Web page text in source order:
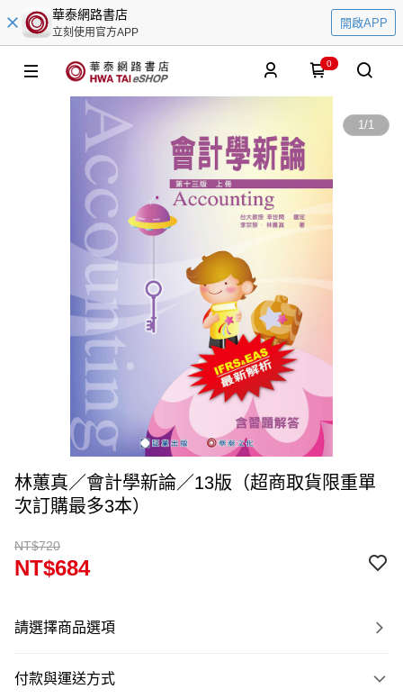
華泰網路書店
立刻使用官方APP
開啟APP
0
1/1
林蕙真／會計學新論／13版（超商取貨限重單
次訂購最多3本）
NT$720
NT$684
請選擇商品選項
付款與運送方式